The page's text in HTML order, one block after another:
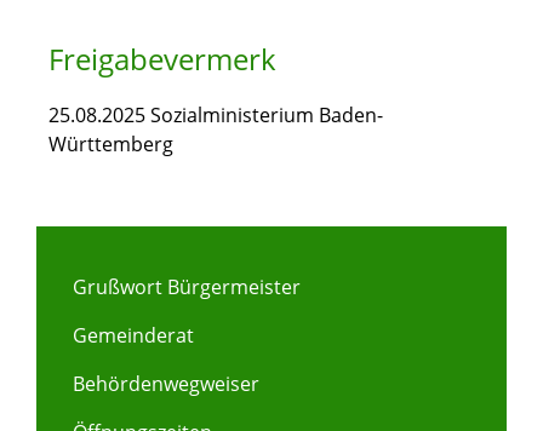
Freigabevermerk
25.08.2025 Sozialministerium Baden-
Württemberg
Grußwort Bürgermeister
Gemeinderat
Behördenwegweiser